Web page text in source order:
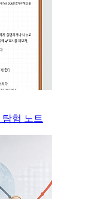
탐험 노트